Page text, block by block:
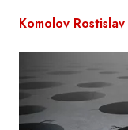
Komolov Rostislav